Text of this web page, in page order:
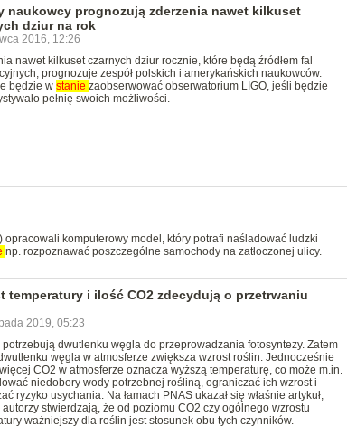
naukowcy prognozują zderzenia nawet kilkuset
dziur na rok
2016, 12:26
nawet kilkuset czarnych dziur rocznie, które będą źródłem fal
prognozuje zespół polskich i amerykańskich naukowców.
będzie w stanie zaobserwować obserwatorium LIGO, jeśli będzie
pełnię swoich możliwości.
opracowali komputerowy model, który potrafi naśladować ludzki
np. rozpoznawać poszczególne samochody na zatłoczonej ulicy.
temperatury i ilość CO2 zdecydują o przetrwaniu
2019, 05:23
potrzebują dwutlenku węgla do przeprowadzania fotosyntezy. Zatem
węgla w atmosferze zwiększa wzrost roślin. Jednocześnie
CO2 w atmosferze oznacza wyższą temperaturę, co może m.in.
niedobory wody potrzebnej rośliną, ograniczać ich wzrost i
ryzyko usychania. Na łamach PNAS ukazał się właśnie artykuł,
autorzy stwierdzają, że od poziomu CO2 czy ogólnego wzrostu
ważniejszy dla roślin jest stosunek obu tych czynników.